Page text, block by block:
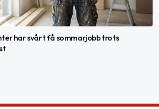
har svårt få sommarjobb trots